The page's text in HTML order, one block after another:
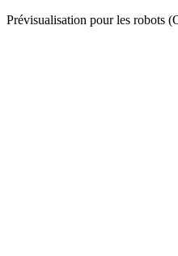
Prévisualisation pour les robots